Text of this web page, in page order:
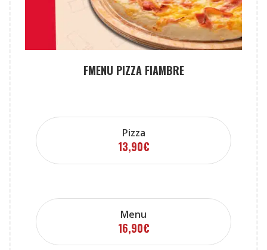
FMENU PIZZA FIAMBRE
Pizza
13,90€
Menu
16,90€